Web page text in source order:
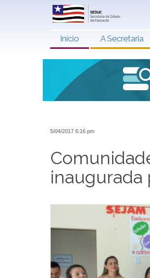
Início A Secretaria
5/04/2017 6:16 pm
inaugurada